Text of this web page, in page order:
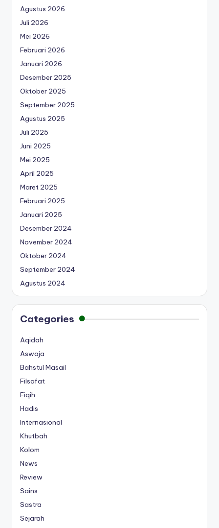
Agustus 2026
Juli 2026
Mei 2026
Februari 2026
Januari 2026
Desember 2025
Oktober 2025
September 2025
Agustus 2025
Juli 2025
Juni 2025
Mei 2025
April 2025
Maret 2025
Februari 2025
Januari 2025
Desember 2024
November 2024
Oktober 2024
September 2024
Agustus 2024
Categories
Aqidah
Aswaja
Bahstul Masail
Filsafat
Fiqih
Hadis
Internasional
Khutbah
Kolom
News
Review
Sains
Sastra
Sejarah